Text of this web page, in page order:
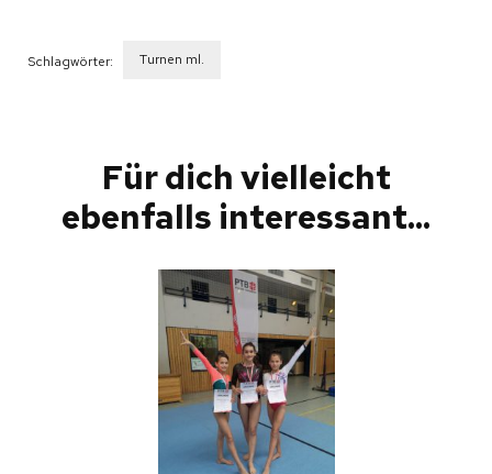
Schlagwörter: Turnen ml.
Für dich vielleicht
ebenfalls interessant...